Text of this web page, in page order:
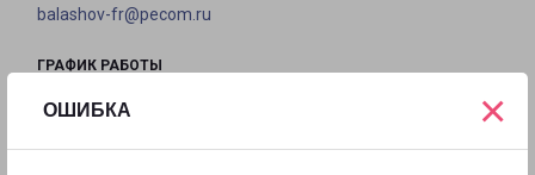
ОШИБКА ×
balashov-fr@pecom.ru
ГРАФИК РАБОТЫ